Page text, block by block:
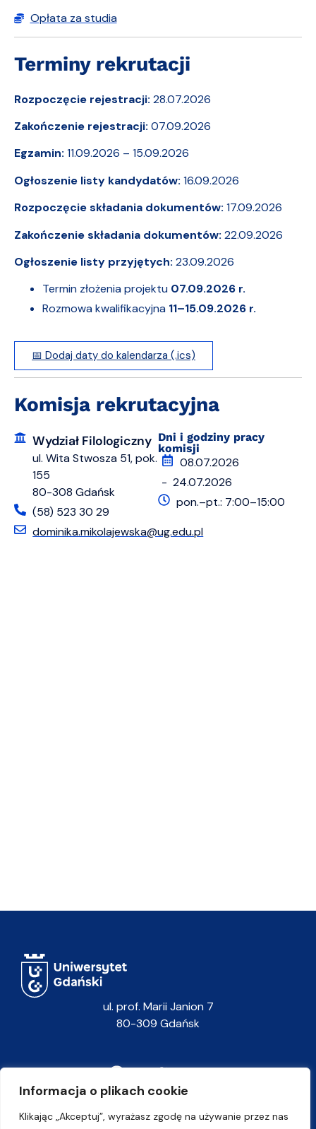
Informacja o plikach cookie
Klikając „Akceptuj”, wyrażasz zgodę na używanie przez nas
Opłata za studia
Terminy rekrutacji
Rozpoczęcie rejestracji: 28.07.2026
Zakończenie rejestracji: 07.09.2026
Egzamin: 11.09.2026 – 15.09.2026
Ogłoszenie listy kandydatów: 16.09.2026
Rozpoczęcie składania dokumentów: 17.09.2026
Zakończenie składania dokumentów: 22.09.2026
Ogłoszenie listy przyjętych: 23.09.2026
Termin złożenia projektu 07.09.2026 r.
Rozmowa kwalifikacyjna 11–15.09.2026 r.
📅 Dodaj daty do kalendarza (.ics)
Komisja rekrutacyjna
Wydział Filologiczny
ul. Wita Stwosza 51, pok.
155
80-308 Gdańsk
(58) 523 30 29
dominika.mikolajewska@ug.edu.pl
Dni i godziny pracy
komisji
08.07.2026
- 24.07.2026
pon.–pt.: 7:00–15:00
ul. prof. Marii Janion 7
80-309 Gdańsk